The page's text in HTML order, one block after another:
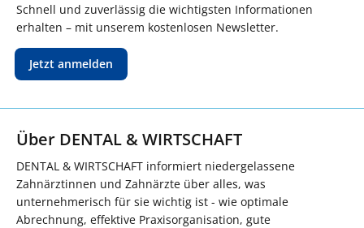
Schnell und zuverlässig die wichtigsten Informationen
erhalten – mit unserem kostenlosen Newsletter.
Jetzt anmelden
Über DENTAL & WIRTSCHAFT
DENTAL & WIRTSCHAFT informiert niedergelassene
Zahnärztinnen und Zahnärzte über alles, was
unternehmerisch für sie wichtig ist - wie optimale
Abrechnung, effektive Praxisorganisation, gute